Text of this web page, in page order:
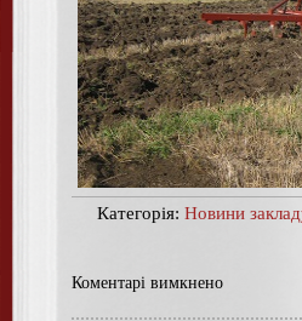
Категорія: Новини
Коментарі вимкнено